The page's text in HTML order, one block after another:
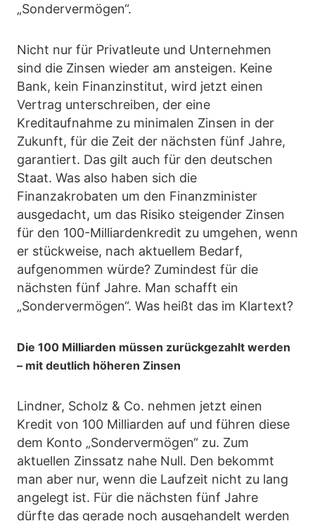
„Sondervermögen“.
Nicht nur für Privatleute und Unternehmen
sind die Zinsen wieder am ansteigen. Keine
Bank, kein Finanzinstitut, wird jetzt einen
Vertrag unterschreiben, der eine
Kreditaufnahme zu minimalen Zinsen in der
Zukunft, für die Zeit der nächsten fünf Jahre,
garantiert. Das gilt auch für den deutschen
Staat. Was also haben sich die
Finanzakrobaten um den Finanzminister
ausgedacht, um das Risiko steigender Zinsen
für den 100-Milliardenkredit zu umgehen, wenn
er stückweise, nach aktuellem Bedarf,
aufgenommen würde? Zumindest für die
nächsten fünf Jahre. Man schafft ein
„Sondervermögen“. Was heißt das im Klartext?
Die 100 Milliarden müssen zurückgezahlt werden
– mit deutlich höheren Zinsen
Lindner, Scholz & Co. nehmen jetzt einen
Kredit von 100 Milliarden auf und führen diese
dem Konto „Sondervermögen“ zu. Zum
aktuellen Zinssatz nahe Null. Den bekommt
man aber nur, wenn die Laufzeit nicht zu lang
angelegt ist. Für die nächsten fünf Jahre
dürfte das gerade noch ausgehandelt werden